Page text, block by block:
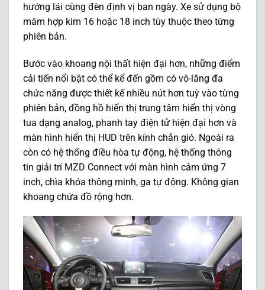
hướng lái cùng đèn định vị ban ngày. Xe sử dụng bộ
mâm hợp kim 16 hoặc 18 inch tùy thuộc theo từng
phiên bản.
Bước vào khoang nội thất hiện đại hơn, những điểm
cải tiến nổi bật có thể kể đến gồm có vô-lăng đa
chức năng được thiết kế nhiều nút hơn tuỳ vào từng
phiên bản, đồng hồ hiển thị trung tâm hiển thị vòng
tua dạng analog, phanh tay điện tử hiện đại hơn và
màn hình hiển thị HUD trên kính chắn gió. Ngoài ra
còn có hệ thống điều hòa tự động, hệ thống thông
tin giải trí MZD Connect với màn hình cảm ứng 7
inch, chìa khóa thông minh, ga tự động. Không gian
khoang chứa đồ rộng hơn.